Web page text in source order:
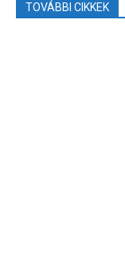
TOVÁBBI CIKKEK